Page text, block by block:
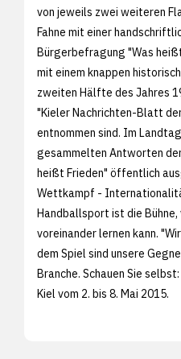
von jeweils zwei weiteren
Fahne mit einer
Bürgerbefragung "Was heißt
mit einem knappen
zweiten Hälfte des Jahres
"Kieler Nachrichten-Blatt
entnommen sind. Im
gesammelten Antworten
heißt Frieden" öffentlich
Wettkampf -
Handballsport ist die
voreinander lernen kann.
dem Spiel sind unsere
Branche. Schauen Sie
Kiel vom 2. bis 8. Mai 2015.